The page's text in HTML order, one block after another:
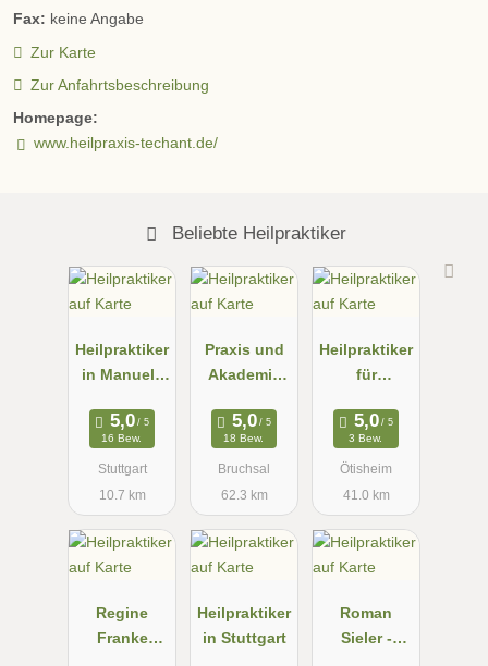
Fax: keine Angabe
Zur Karte
Zur Anfahrtsbeschreibung
Homepage:
www.heilpraxis-techant.de/
Beliebte Heilpraktiker
Heilpraktiker
in Manuela
16 Bew.
Stuttgart
10.7 km
Praxis und
Akademie
Heilpraktiker
in für
Psychothera
pie, Andrea
18 Bew.
Bruchsal
62.3 km
Heilpraktiker
für
pie N.
Raess-
Beuchle
3 Bew.
Ötisheim
41.0 km
Regine
Franke
Heilpraktiker
in Stuttgart
Roman
Sieler -